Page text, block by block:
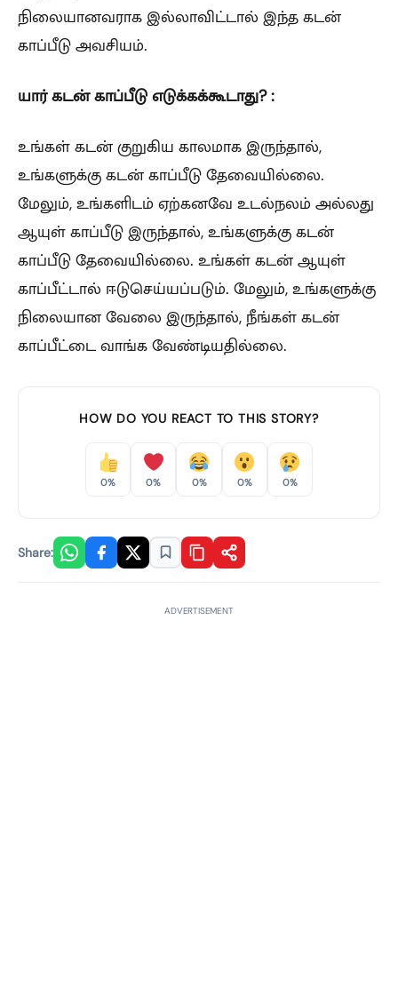
நிலையானவராக இல்லாவிட்டால் இந்த கடன்
காப்பீடு அவசியம்.
யார் கடன் காப்பீடு எடுக்கக்கூடாது? :
உங்கள் கடன் குறுகிய காலமாக இருந்தால்,
உங்களுக்கு கடன் காப்பீடு தேவையில்லை.
மேலும், உங்களிடம் ஏற்கனவே உடல்நலம் அல்லது
ஆயுள் காப்பீடு இருந்தால், உங்களுக்கு கடன்
காப்பீடு தேவையில்லை. உங்கள் கடன் ஆயுள்
காப்பீட்டால் ஈடுசெய்யப்படும். மேலும், உங்களுக்கு
நிலையான வேலை இருந்தால், நீங்கள் கடன்
காப்பீட்டை வாங்க வேண்டியதில்லை.
HOW DO YOU REACT TO THIS STORY?
0% 0% 0% 0% 0%
Share:
ADVERTISEMENT